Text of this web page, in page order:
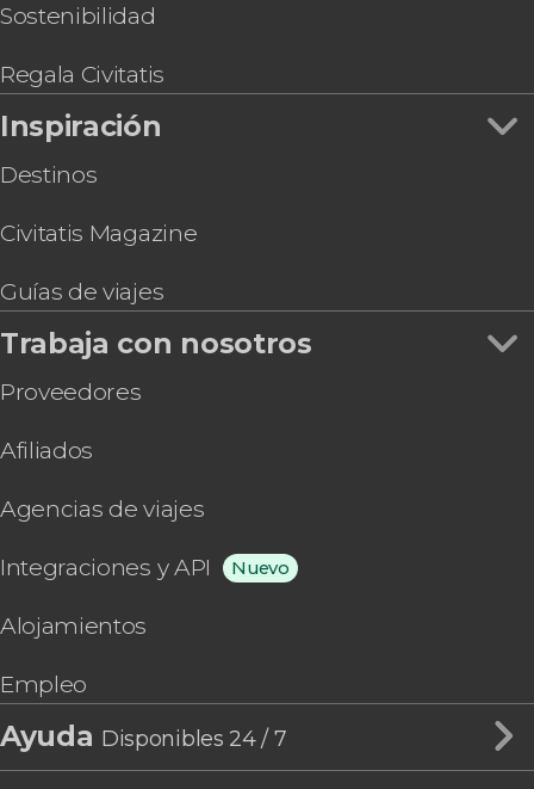
Sostenibilidad
Regala Civitatis
Inspiración
Destinos
Civitatis Magazine
Guías de viajes
Trabaja con nosotros
Proveedores
Afiliados
Agencias de viajes
Integraciones y API Nuevo
Alojamientos
Empleo
Ayuda Disponibles 24 / 7